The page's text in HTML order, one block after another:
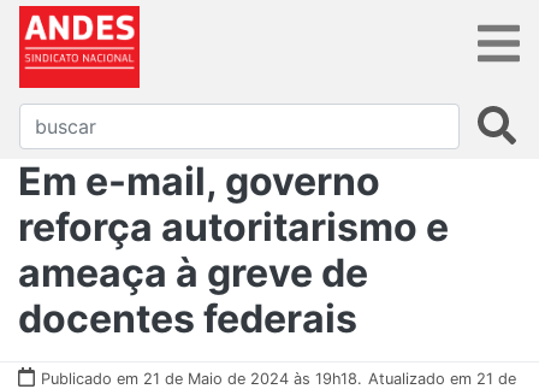
Em e-mail, governo
reforça autoritarismo e
ameaça à greve de
docentes federais
Publicado em 21 de Maio de 2024 às 19h18. Atualizado em 21 de